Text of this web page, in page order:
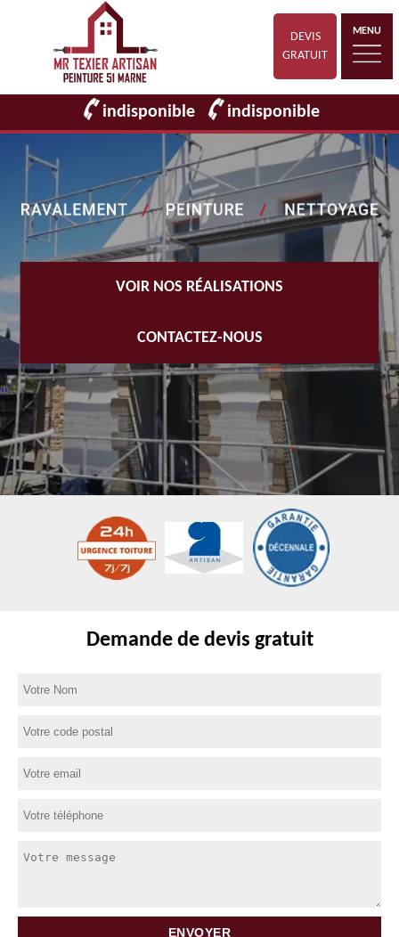
DEVIS
GRATUIT
MENU
indisponible indisponible
VOIR NOS RÉALISATIONS
CONTACTEZ-NOUS
Demande de devis gratuit